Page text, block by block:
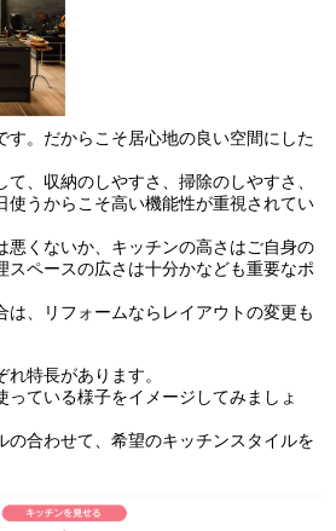
す。だからこそ居心地の良い空間にした
、収納のしやすさ、掃除のしやすさ、
使うからこそ高い機能性が重視されてい
悪くないか、キッチンの高さはご自身の
スペースの広さは十分かなども重要なポ
は、リフォームならレイアウトの変更も
特長があります。
っている様子をイメージしてみましょ
の合わせて、希望のキッチンスタイルを